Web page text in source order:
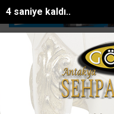
4 saniye kaldı..
SON DAKİKA:
Abdullah Ümit Sercan,
Ana Sayfa Yazarlar